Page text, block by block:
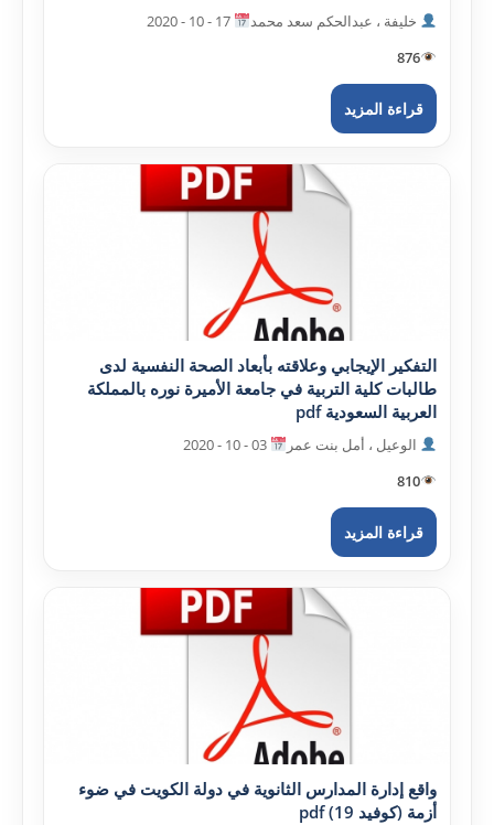
خليفة ، عبدالحکم سعد محمد
876
قراءة المزيد
التفکير الإيجابي وعلاقته بأبعاد الصحة النفسية لدى
طالبات کلية التربية في جامعة الأميرة نوره بالمملکة
العربية السعودية pdf
الوعيل ، أمل بنت عمر
810
قراءة المزيد
واقع إدارة المدارس الثانوية في دولة الکويت في ضوء
أزمة (کوفيد 19) pdf